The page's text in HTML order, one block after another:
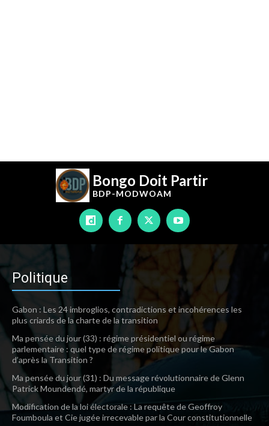
Bongo Doit Partir
BDP-MODWOAM
Politique
Gabon : Les 24 imbroglios, contradictions et incohérences les
plus criards de la charte de la transition
Ma pensée du jour (33) : régime présidentiel ou régime
parlementaire : quel type de régime politique pour le Gabon
d’après la Transition ?
Ma pensée du jour (31) : Du message révolutionnaire de Glenn
Patrick Moundendé, martyr de la république
Modification de la loi électorale : La requête de Geoffroy
Foumboula et Cie jugée irrecevable par la Cour constitutionnelle